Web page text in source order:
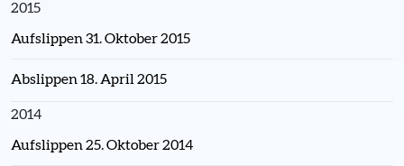
2015
Aufslippen 31. Oktober 2015
Abslippen 18. April 2015
2014
Aufslippen 25. Oktober 2014